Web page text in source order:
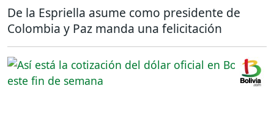
De la Espriella asume como presidente de
Colombia y Paz manda una felicitación